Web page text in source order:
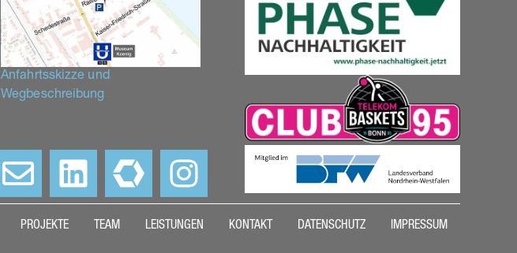
Anfahrtsskizze und
Wegbeschreibung
PROJEKTE TEAM LEISTUNGEN KONTAKT DATENSCHUTZ IMPRESSUM